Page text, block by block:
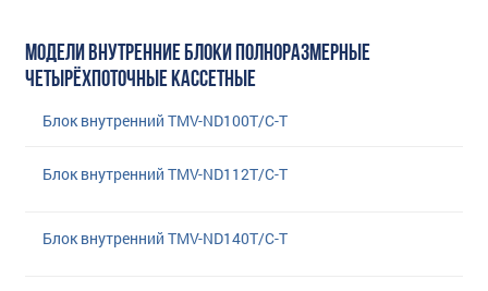
МОДЕЛИ ВНУТРЕННИЕ БЛОКИ ПОЛНОРАЗМЕРНЫЕ
ЧЕТЫРЁХПОТОЧНЫЕ КАССЕТНЫЕ
Блок внутренний TMV-ND100T/C-T
Блок внутренний TMV-ND112T/C-T
Блок внутренний TMV-ND140T/C-T